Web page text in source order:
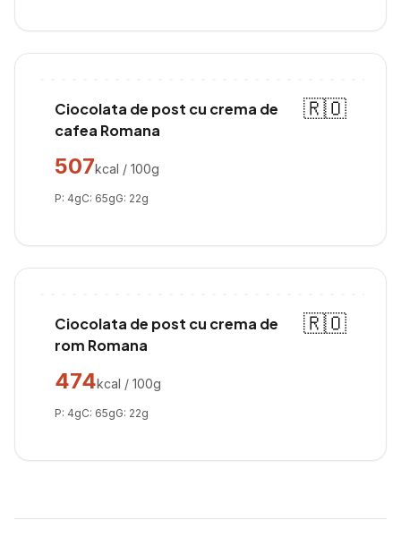
Ciocolata de post cu crema de
cafea Romana
🇷🇴
507kcal / 100g
P: 4gC: 65gG: 22g
Ciocolata de post cu crema de
rom Romana
🇷🇴
474kcal / 100g
P: 4gC: 65gG: 22g